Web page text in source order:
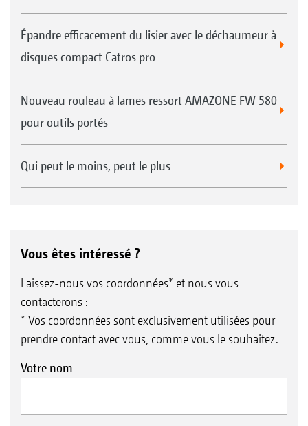
Épandre efficacement du lisier avec le déchaumeur à
disques compact Catros pro
Nouveau rouleau à lames ressort AMAZONE FW 580
pour outils portés
Qui peut le moins, peut le plus
Vous êtes intéressé ?
Laissez-nous vos coordonnées* et nous vous
contacterons :
* Vos coordonnées sont exclusivement utilisées pour
prendre contact avec vous, comme vous le souhaitez.
Votre nom